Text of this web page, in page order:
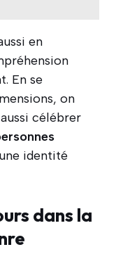
en
En se
on
célébrer
identité
dans la